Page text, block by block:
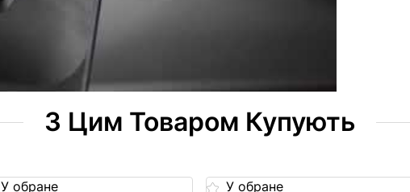
З Цим Товаром Купують
У обране У обране